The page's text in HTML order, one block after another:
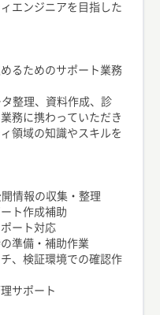
エンジニアを目指した
るためのサポート業務
整理、資料作成、診
務に携わっていただき
領域の知識やスキルを
情報の収集・整理
ト作成補助
ート対応
準備・補助作業
、検証環境での確認作
サポート